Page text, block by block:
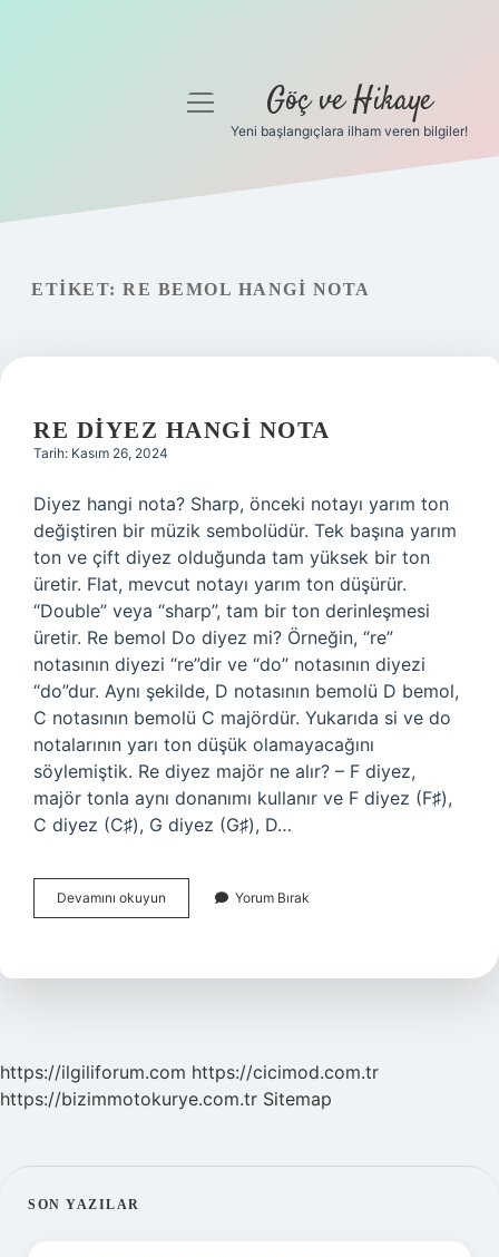
Gizlilik Politikası
menüyü
Göç ve Hikaye
Yeni başlangıçlara ilham veren bilgiler!
ETIKET: RE BEMOL HANGI NOTA
RE DIYEZ HANGI NOTA
Tarih: Kasım 26, 2024
Diyez hangi nota? Sharp, önceki notayı yarım ton
değiştiren bir müzik sembolüdür. Tek başına yarım
ton ve çift diyez olduğunda tam yüksek bir ton
üretir. Flat, mevcut notayı yarım ton düşürür.
“Double” veya “sharp”, tam bir ton derinleşmesi
üretir. Re bemol Do diyez mi? Örneğin, “re”
notasının diyezi “re”dir ve “do” notasının diyezi
“do”dur. Aynı şekilde, D notasının bemolü D bemol,
C notasının bemolü C majördür. Yukarıda si ve do
notalarının yarı ton düşük olamayacağını
söylemiştik. Re diyez majör ne alır? – F diyez,
majör tonla aynı donanımı kullanır ve F diyez (F♯),
C diyez (C♯), G diyez (G♯), D…
Devamını okuyun
Diyez
Yorum Bırak
https://ilgiliforum.com https://cicimod.com.tr
https://bizimmotokurye.com.tr Sitemap
SIDEBAR
SON YAZILAR